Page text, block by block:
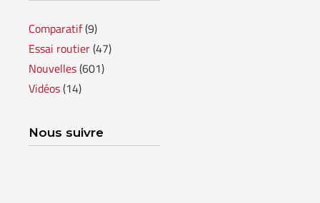
Comparatif(9)
Essai routier(47)
Nouvelles(601)
Vidéos(14)
Nous suivre
GRANBY